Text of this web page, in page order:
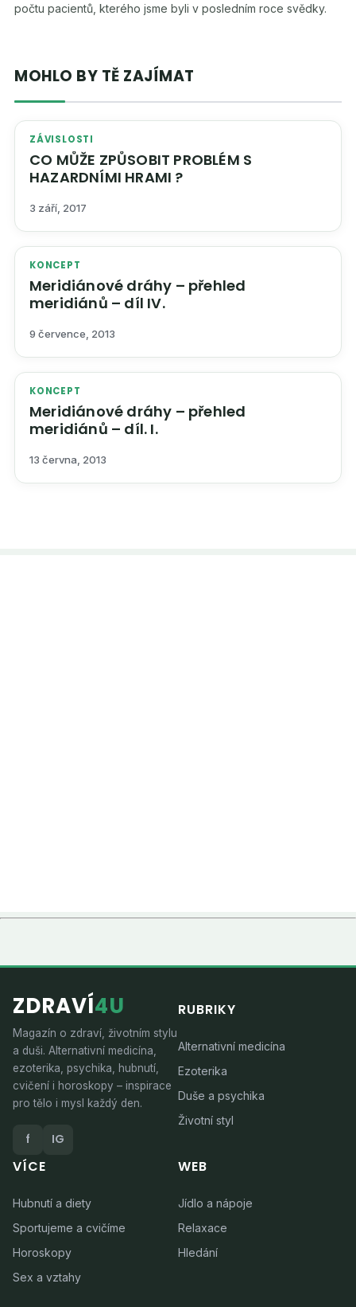
počtu pacientů, kterého jsme byli v posledním roce svědky.
MOHLO BY TĚ ZAJÍMAT
ZÁVISLOSTI
CO MŮŽE ZPŮSOBIT PROBLÉM S
HAZARDNÍMI HRAMI ?
3 září, 2017
KONCEPT
Meridiánové dráhy – přehled
meridiánů – díl IV.
9 července, 2013
KONCEPT
Meridiánové dráhy – přehled
meridiánů – díl. I.
13 června, 2013
ZDRAVÍ4U
Magazín o zdraví, životním stylu
a duši. Alternativní medicína,
ezoterika, psychika, hubnutí,
cvičení i horoskopy – inspirace
pro tělo i mysl každý den.
f IG
RUBRIKY
Alternativní medicína
Ezoterika
Duše a psychika
Životní styl
VÍCE
Hubnutí a diety
Sportujeme a cvičíme
Horoskopy
Sex a vztahy
WEB
Jídlo a nápoje
Relaxace
Hledání